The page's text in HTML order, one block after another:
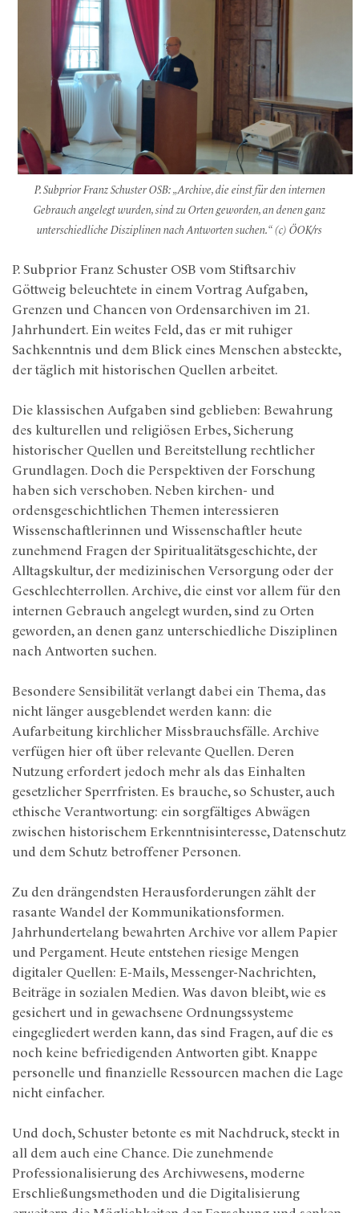
P. Subprior Franz Schuster OSB: „Archive, die einst für den internen
Gebrauch angelegt wurden, sind zu Orten geworden, an denen ganz
unterschiedliche Disziplinen nach Antworten suchen.“ (c) ÖOK/rs
P. Subprior Franz Schuster OSB vom Stiftsarchiv
Göttweig beleuchtete in einem Vortrag Aufgaben,
Grenzen und Chancen von Ordensarchiven im 21.
Jahrhundert. Ein weites Feld, das er mit ruhiger
Sachkenntnis und dem Blick eines Menschen absteckte,
der täglich mit historischen Quellen arbeitet.
Die klassischen Aufgaben sind geblieben: Bewahrung
des kulturellen und religiösen Erbes, Sicherung
historischer Quellen und Bereitstellung rechtlicher
Grundlagen. Doch die Perspektiven der Forschung
haben sich verschoben. Neben kirchen- und
ordensgeschichtlichen Themen interessieren
Wissenschaftlerinnen und Wissenschaftler heute
zunehmend Fragen der Spiritualitätsgeschichte, der
Alltagskultur, der medizinischen Versorgung oder der
Geschlechterrollen. Archive, die einst vor allem für den
internen Gebrauch angelegt wurden, sind zu Orten
geworden, an denen ganz unterschiedliche Disziplinen
nach Antworten suchen.
Besondere Sensibilität verlangt dabei ein Thema, das
nicht länger ausgeblendet werden kann: die
Aufarbeitung kirchlicher Missbrauchsfälle. Archive
verfügen hier oft über relevante Quellen. Deren
Nutzung erfordert jedoch mehr als das Einhalten
gesetzlicher Sperrfristen. Es brauche, so Schuster, auch
ethische Verantwortung: ein sorgfältiges Abwägen
zwischen historischem Erkenntnisinteresse, Datenschutz
und dem Schutz betroffener Personen.
Zu den drängendsten Herausforderungen zählt der
rasante Wandel der Kommunikationsformen.
Jahrhundertelang bewahrten Archive vor allem Papier
und Pergament. Heute entstehen riesige Mengen
digitaler Quellen: E-Mails, Messenger-Nachrichten,
Beiträge in sozialen Medien. Was davon bleibt, wie es
gesichert und in gewachsene Ordnungssysteme
eingegliedert werden kann, das sind Fragen, auf die es
noch keine befriedigenden Antworten gibt. Knappe
personelle und finanzielle Ressourcen machen die Lage
nicht einfacher.
Und doch, Schuster betonte es mit Nachdruck, steckt in
all dem auch eine Chance. Die zunehmende
Professionalisierung des Archivwesens, moderne
Erschließungsmethoden und die Digitalisierung